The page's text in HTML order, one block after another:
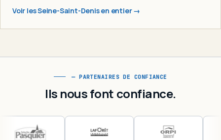
Voir les Seine-Saint-Denis en entier →
— PARTENAIRES DE CONFIANCE
Ils nous font confiance.